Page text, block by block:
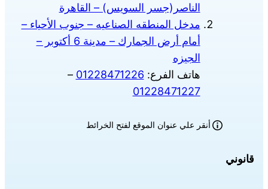
الناصر(جسر السويس) – القاهرة
مدخل المنطقه الصناعيه – جنوب الأحياء –
أمام أرض الجمارك – مدينة 6 أكتوبر –
الجيزه
هاتف الفرع: 01228471226
–
01228471227
أنقر علي عنوان الموقع لفتح الخرائط
قانوني